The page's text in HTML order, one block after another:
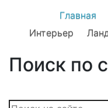
Главная
Интерьер
Поиск по